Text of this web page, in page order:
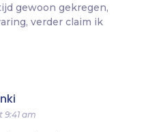
gewoon gekregen,
verder claim ik
9:41 am